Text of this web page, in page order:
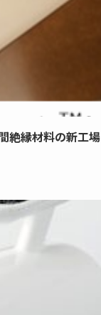
絶縁材料の新工場